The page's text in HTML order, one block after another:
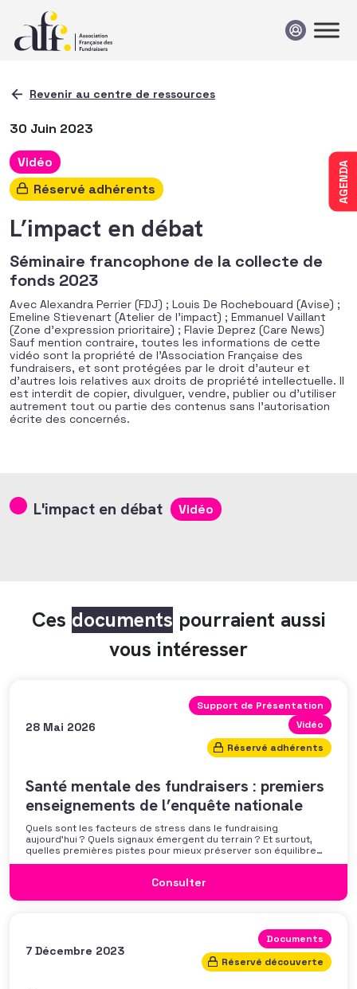
AGENDA
Revenir au centre de ressources
30 Juin 2023
Vidéo
Réservé adhérents
L’impact en débat
Séminaire francophone de la collecte de
fonds 2023
Avec Alexandra Perrier (FDJ) ; Louis De Rochebouard (Avise) ;
Emeline Stievenart (Atelier de l’impact) ; Emmanuel Vaillant
(Zone d’expression prioritaire) ; Flavie Deprez (Care News)
Sauf mention contraire, toutes les informations de cette
vidéo sont la propriété de l’Association Française des
fundraisers, et sont protégées par le droit d’auteur et
d’autres lois relatives aux droits de propriété intellectuelle. Il
est interdit de copier, divulguer, vendre, publier ou d’utiliser
autrement tout ou partie des contenus sans l’autorisation
écrite des concernés.
L'impact en débat Vidéo
Ces documents pourraient aussi
vous intéresser
28 Mai 2026
Support de Présentation
Vidéo
Réservé adhérents
Santé mentale des fundraisers : premiers
enseignements de l’enquête nationale
Quels sont les facteurs de stress dans le fundraising
aujourd’hui ? Quels signaux émergent du terrain ? Et surtout,
quelles premières pistes pour mieux préserver son équilibre
professionnel ? L’AFF vous propose un webinaire pour découvrir
discussion autour des mécanismes
Consulter
7 Décembre 2023
Documents
Réservé découverte